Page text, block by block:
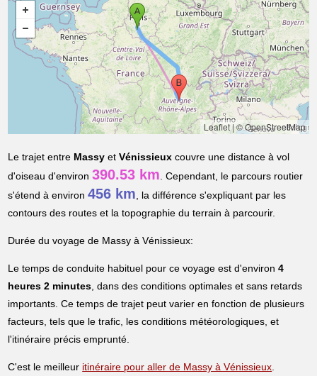
Leaflet|© OpenStreetMap
Le trajet entre Massy etVénissieux couvre une distance à vol
d'oiseau d'environ390.53 km. Cependant, le parcours routier
s'étend à environ456 km, la différence s'expliquant par les
contours des routes et la topographie du terrain à parcourir.
Durée du voyage de Massy à Vénissieux:
Le temps de conduite habituel pour ce voyage est d'environ4
heures 2 minutes, dans des conditions optimales et sans retards
importants. Ce temps de trajet peut varier en fonction de plusieurs
facteurs, tels que le trafic, les conditions météorologiques, et
l'itinéraire précis emprunté.
C'est le meilleur itinéraire pour aller de Massy à Vénissieux.